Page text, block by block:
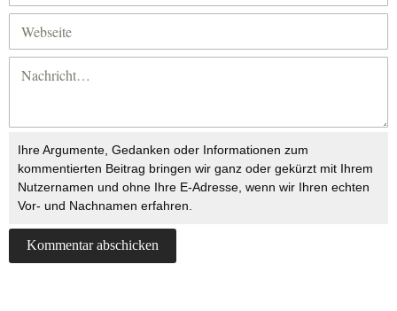
Ihre Argumente, Gedanken oder Informationen zum
kommentierten Beitrag bringen wir ganz oder gekürzt mit Ihrem
Nutzernamen und ohne Ihre E-Adresse, wenn wir Ihren echten
Vor- und Nachnamen erfahren.